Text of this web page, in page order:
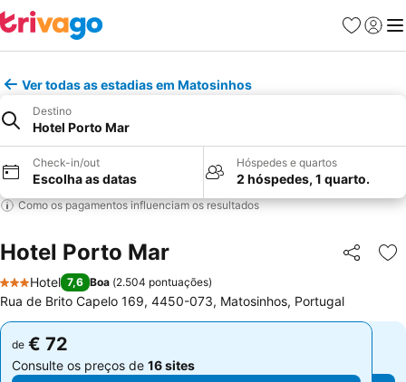
Favoritos
Iniciar
Ver todas as estadias em Matosinhos
Destino
Hotel Porto Mar
Check-in/out
Escolha as datas
Hóspedes e quartos
2 hóspedes, 1 quarto.
Como os pagamentos influenciam os resultados
Hotel Porto Mar Partilhar
3 Estrelas
Hotel 7,6 Boa (2.504 pontuações)
Rua de Brito Capelo 169, 4450-073, Matosinhos, Portugal
de € 72
Consulte os preços de 16 sites
de € 72
Consulte os preços de 16 sites